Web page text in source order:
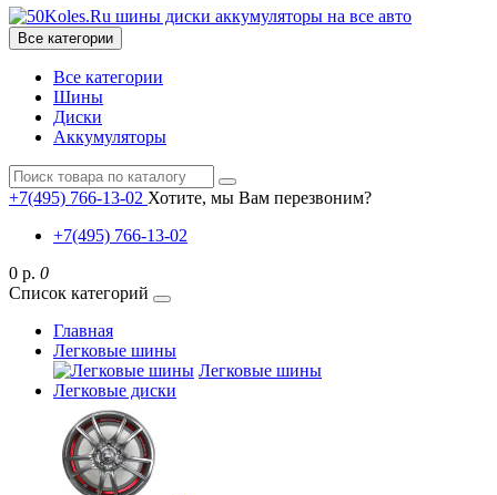
Все категории
Все категории
Шины
Диски
Аккумуляторы
+7(495) 766-13-02 Хотите, мы Вам перезвоним?
+7(495) 766-13-02
0 р. 0
Список категорий
Главная
Легковые шины
Легковые шины
Легковые диски